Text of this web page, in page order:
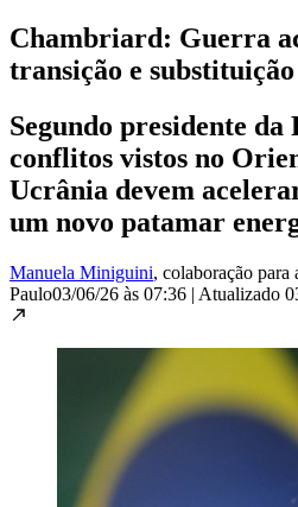
Chambriard: Guerra
transição e
Segundo presidente da
conflitos vistos no
Ucrânia devem
um novo patamar
Manuela Miniguini, colaboração
Paulo03/06/26 às 07:36 | Atualizado